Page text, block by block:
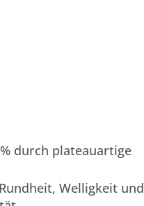
durch plateauartige
Welligkeit und